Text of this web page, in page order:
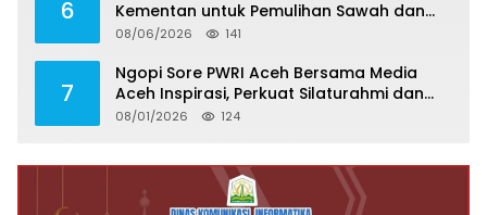
6
Kementan untuk Pemulihan Sawah dan
Kebun
08/06/2026 141
7
Ngopi Sore PWRI Aceh Bersama Media
Aceh Inspirasi, Perkuat Silaturahmi dan
Wariskan Pengalaman Berharga
08/01/2026 124